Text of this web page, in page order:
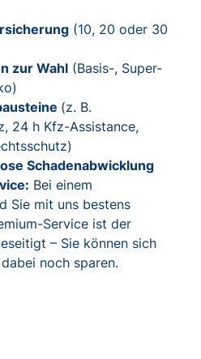
(10, 20 oder 30
zur Wahl (Basis-, Super-
(z. B.
24 h Kfz-Assistance,
Schadenabwicklung
Bei einem
Sie mit uns bestens
Service ist der
– Sie können sich
noch sparen.